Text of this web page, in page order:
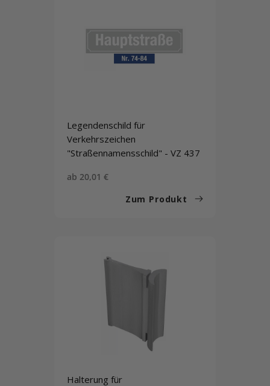
Legendenschild für
Verkehrszeichen
"Straßennamensschild" - VZ 437
Sonderpreis
ab 20,01 €
Zum Produkt
Halterung für